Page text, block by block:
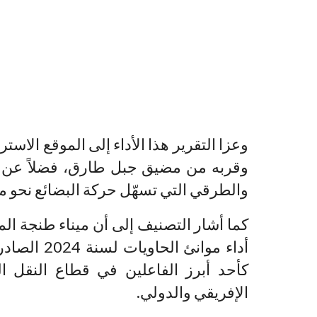
وعزا التقرير هذا الأداء إلى الموقع
وقربه من مضيق جبل طارق، فضلاً عن
والطرقي التي تسهّل حركة البضائع نحو
كما أشار التصنيف إلى أن ميناء طنجة
أداء
كأحد أبرز الفاعلين في قطاع النقل
الإفريقي والدولي.